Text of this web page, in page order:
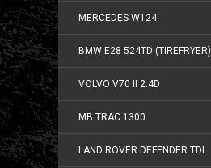
MERCEDES W124
BMW E28 524TD (TIREFRYER)
VOLVO V70 II 2.4D
MB TRAC 1300
LAND ROVER DEFENDER TDI